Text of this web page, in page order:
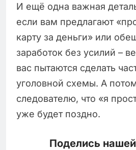
И ещё одна важная
если вам предлагают
карту за деньги» или
заработок без усилий –
вас пытаются сделать
уголовной схемы. А
следователю, что «я
уже будет поздно.
Поделись